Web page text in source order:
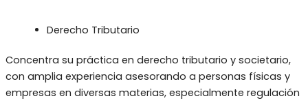
Derecho Tributario
Concentra su práctica en derecho tributario y societario,
con amplia experiencia asesorando a personas físicas y
empresas en diversas materias, especialmente regulación